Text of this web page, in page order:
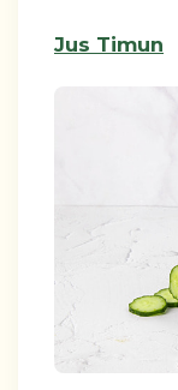
Jus Timun